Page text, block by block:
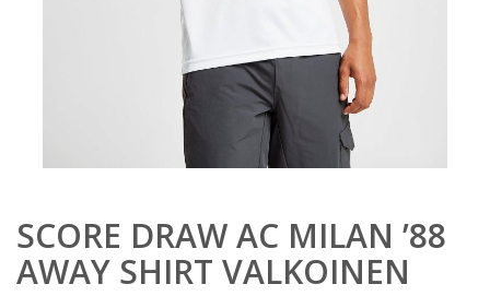
SCORE DRAW AC MILAN ’88
AWAY SHIRT VALKOINEN